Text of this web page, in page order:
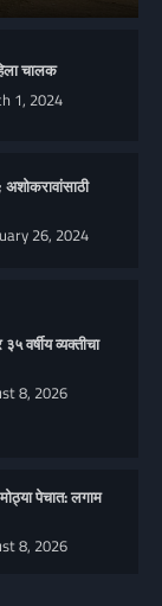
चालक
1, 2024
26, 2024
वर्षीय व्यक्तीचा
8, 2026
पेचात: लगाम
8, 2026